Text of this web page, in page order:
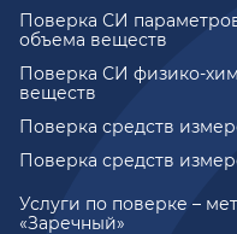
Услуги по поверке –
«Заречный»
Поверка СИ
объема веществ
Поверка СИ физико-
веществ
Поверка средств
Поверка средств